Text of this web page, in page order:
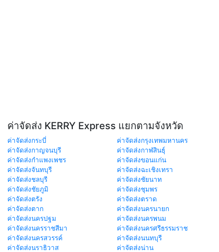
ค่าจัดส่ง KERRY Express แยกตามจังหวัด
ค่าจัดส่งกระบี่
ค่าจัดส่งกรุงเทพมหานคร
ค่าจัดส่งกาญจนบุรี
ค่าจัดส่งกาฬสินธุ์
ค่าจัดส่งกำแพงเพชร
ค่าจัดส่งขอนแก่น
ค่าจัดส่งจันทบุรี
ค่าจัดส่งฉะเชิงเทรา
ค่าจัดส่งชลบุรี
ค่าจัดส่งชัยนาท
ค่าจัดส่งชัยภูมิ
ค่าจัดส่งชุมพร
ค่าจัดส่งตรัง
ค่าจัดส่งตราด
ค่าจัดส่งตาก
ค่าจัดส่งนครนายก
ค่าจัดส่งนครปฐม
ค่าจัดส่งนครพนม
ค่าจัดส่งนครราชสีมา
ค่าจัดส่งนครศรีธรรมราช
ค่าจัดส่งนครสวรรค์
ค่าจัดส่งนนทบุรี
ค่าจัดส่งนราธิวาส
ค่าจัดส่งน่าน